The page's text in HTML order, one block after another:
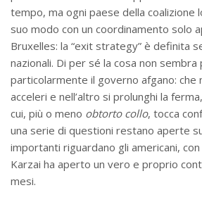
tempo, ma ogni paese della coalizione
suo modo con un coordinamento solo
Bruxelles: la “exit strategy” è definita
nazionali. Di per sé la cosa non sembra
particolarmente il governo afgano: che
acceleri e nell’altro si prolunghi la
cui, più o meno obtorto collo, tocca
una serie di questioni restano aperte
importanti riguardano gli americani,
Karzai ha aperto un vero e proprio
mesi.